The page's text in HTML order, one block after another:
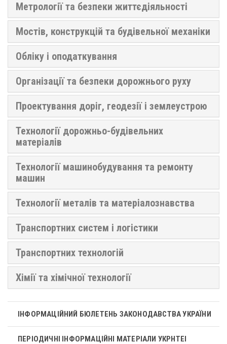
Метрології та безпеки життєдіяльності
Мостів, конструкцій та будівельної механіки
Обліку і оподаткування
Організації та безпеки дорожнього руху
Проектування доріг, геодезії і землеустрою
Технології дорожньо-будівельних
матеріалів
Технології машинобудування та ремонту
машин
Технології металів та матеріалознавства
Транспортних систем і логістики
Транспортних технологій
Хімії та хімічної технології
ІНФОРМАЦІЙНИЙ БЮЛЕТЕНЬ ЗАКОНОДАВСТВА УКРАЇНИ
ПЕРІОДИЧНІ ІНФОРМАЦІЙНІ МАТЕРІАЛИ УКРНТЕІ